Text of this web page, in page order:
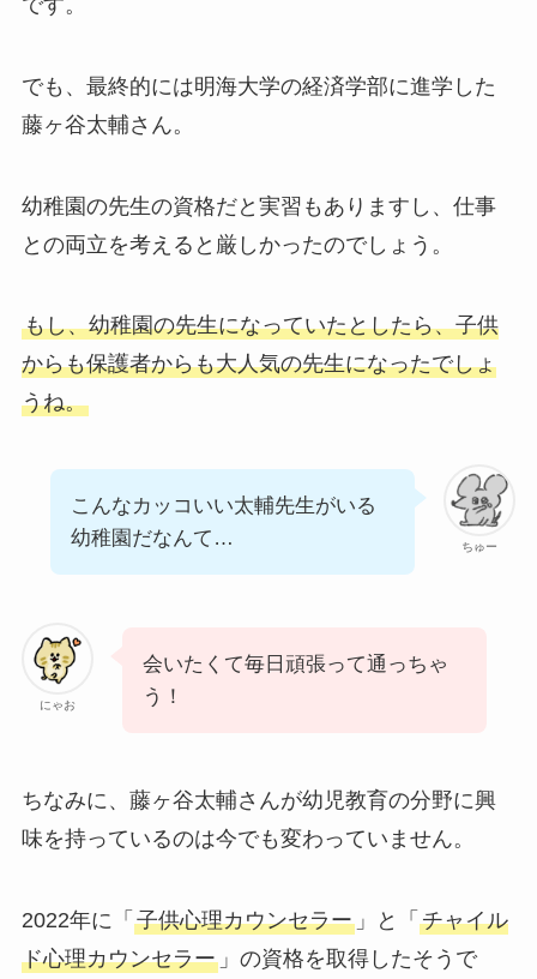
でも、最終的には明海大学の経済学部に進学した
藤ヶ谷太輔さん。
幼稚園の先生の資格だと実習もありますし、仕事
との両立を考えると厳しかったのでしょう。
もし、幼稚園の先生になっていたとしたら、子供
からも保護者からも大人気の先生になったでしょ
うね。
ちゅー
こんなカッコいい太輔先生がいる
幼稚園だなんて…
にゃお
会いたくて毎日頑張って通っちゃ
う！
ちなみに、藤ヶ谷太輔さんが幼児教育の分野に興
味を持っているのは今でも変わっていません。
2022年に「 子供心理カウンセラー」と「 チャイル
ド心理カウンセラー」の資格を取得したそうで